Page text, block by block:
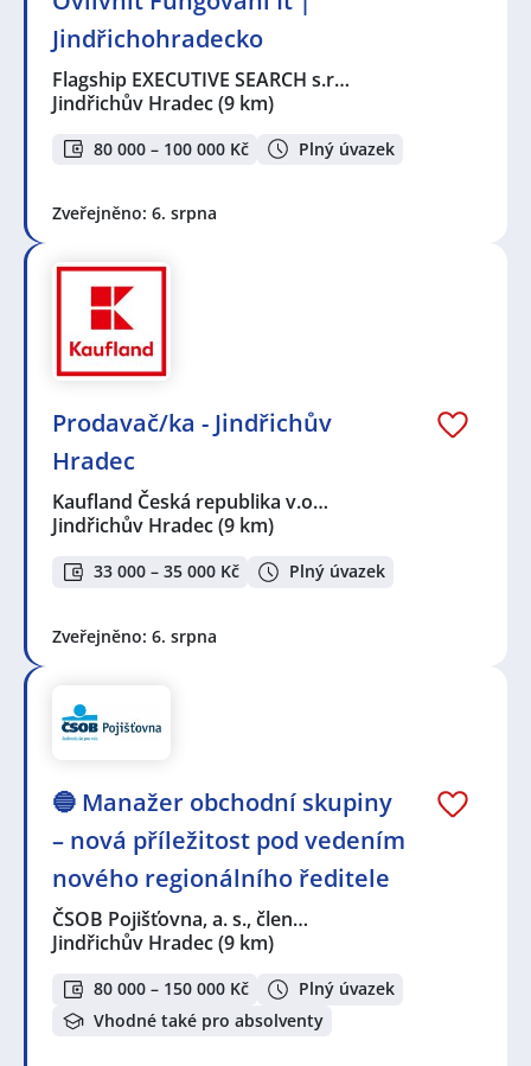
Jindřichohradecko
Flagship EXECUTIVE SEARCH s.r…
Jindřichův Hradec(9 km)
80 000 – 100 000 Kč Plný úvazek
Zveřejněno: 6. srpna
Prodavač/ka - Jindřichův
Hradec
Kaufland Česká republika v.o…
Jindřichův Hradec(9 km)
33 000 – 35 000 Kč Plný úvazek
Zveřejněno: 6. srpna
🔵 Manažer obchodní skupiny
– nová příležitost pod vedením
nového regionálního ředitele
ČSOB Pojišťovna, a. s., člen…
Jindřichův Hradec(9 km)
80 000 – 150 000 Kč
Plný úvazek
Vhodné také pro absolventy